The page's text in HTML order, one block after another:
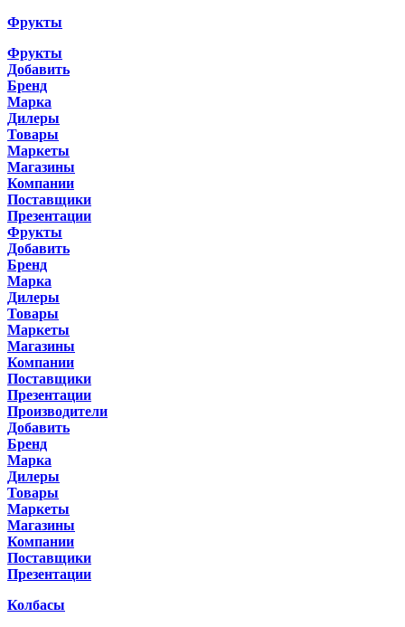
Фрукты
Фрукты
Добавить
Бренд
Марка
Дилеры
Товары
Маркеты
Магазины
Компании
Поставщики
Презентации
Фрукты
Добавить
Бренд
Марка
Дилеры
Товары
Маркеты
Магазины
Компании
Поставщики
Презентации
Производители
Добавить
Бренд
Марка
Дилеры
Товары
Маркеты
Магазины
Компании
Поставщики
Презентации
Колбасы